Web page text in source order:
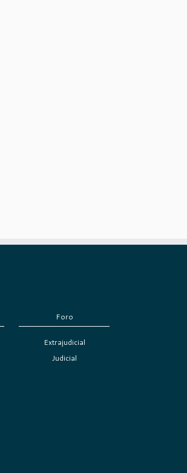
Foro
Extrajudicial
Judicial